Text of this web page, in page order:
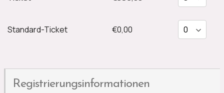
Standard-Ticket €0,00
Registrierungsinformationen